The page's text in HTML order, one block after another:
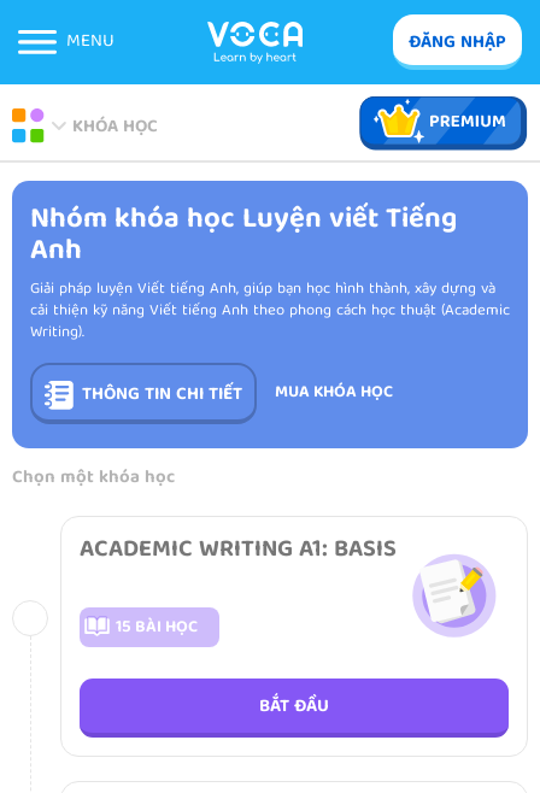
MENU ĐĂNG NHẬP
KHÓA HỌC
Nhóm khóa học Luyện viết Tiếng
Anh
Giải pháp luyện Viết tiếng Anh, giúp bạn học hình thành, xây dựng và
cải thiện kỹ năng Viết tiếng Anh theo phong cách học thuật (Academic
Writing).
THÔNG TIN CHI TIẾT MUA KHÓA HỌC
Chọn một khóa học
ACADEMIC WRITING A1: BASIS
15 BÀI HỌC
BẮT ĐẦU